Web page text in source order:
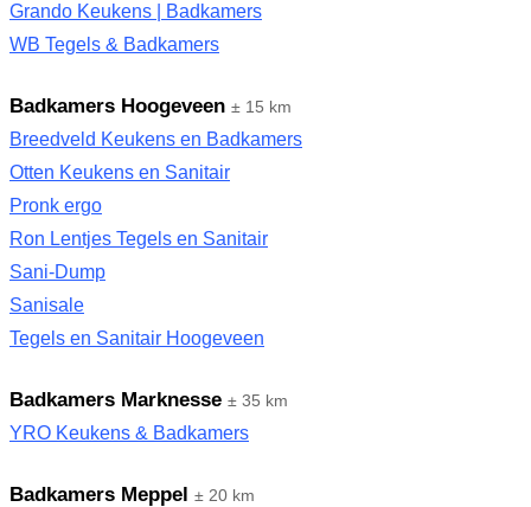
Grando Keukens | Badkamers
WB Tegels & Badkamers
Badkamers Hoogeveen ± 15 km
Breedveld Keukens en Badkamers
Otten Keukens en Sanitair
Pronk ergo
Ron Lentjes Tegels en Sanitair
Sani-Dump
Sanisale
Tegels en Sanitair Hoogeveen
Badkamers Marknesse ± 35 km
YRO Keukens & Badkamers
Badkamers Meppel ± 20 km